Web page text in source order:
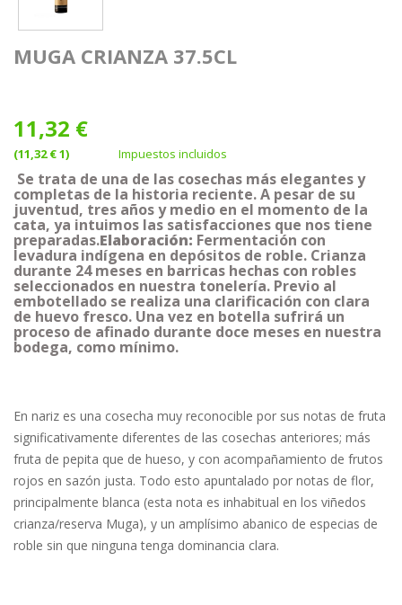
MUGA CRIANZA 37.5CL
11,32 €
(11,32 € 1) Impuestos incluidos
Se trata de una de las cosechas más elegantes y
completas de la historia reciente. A pesar de su
juventud, tres años y medio en el momento de la
cata, ya intuimos las satisfacciones que nos tiene
preparadas.Elaboración: Fermentación con
levadura indígena en depósitos de roble. Crianza
durante 24 meses en barricas hechas con robles
seleccionados en nuestra tonelería. Previo al
embotellado se realiza una clarificación con clara
de huevo fresco. Una vez en botella sufrirá un
proceso de afinado durante doce meses en nuestra
bodega, como mínimo.
En nariz es una cosecha muy reconocible por sus notas de fruta
significativamente diferentes de las cosechas anteriores; más
fruta de pepita que de hueso, y con acompañamiento de frutos
rojos en sazón justa. Todo esto apuntalado por notas de flor,
principalmente blanca (esta nota es inhabitual en los viñedos
crianza/reserva Muga), y un amplísimo abanico de especias de
roble sin que ninguna tenga dominancia clara.